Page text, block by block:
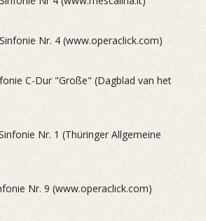
Nr. 4 (www.operaclick.com)
C-Dur "Große" (Dagblad van het
Nr. 1 (Thüringer Allgemeine
Nr. 9 (www.operaclick.com)